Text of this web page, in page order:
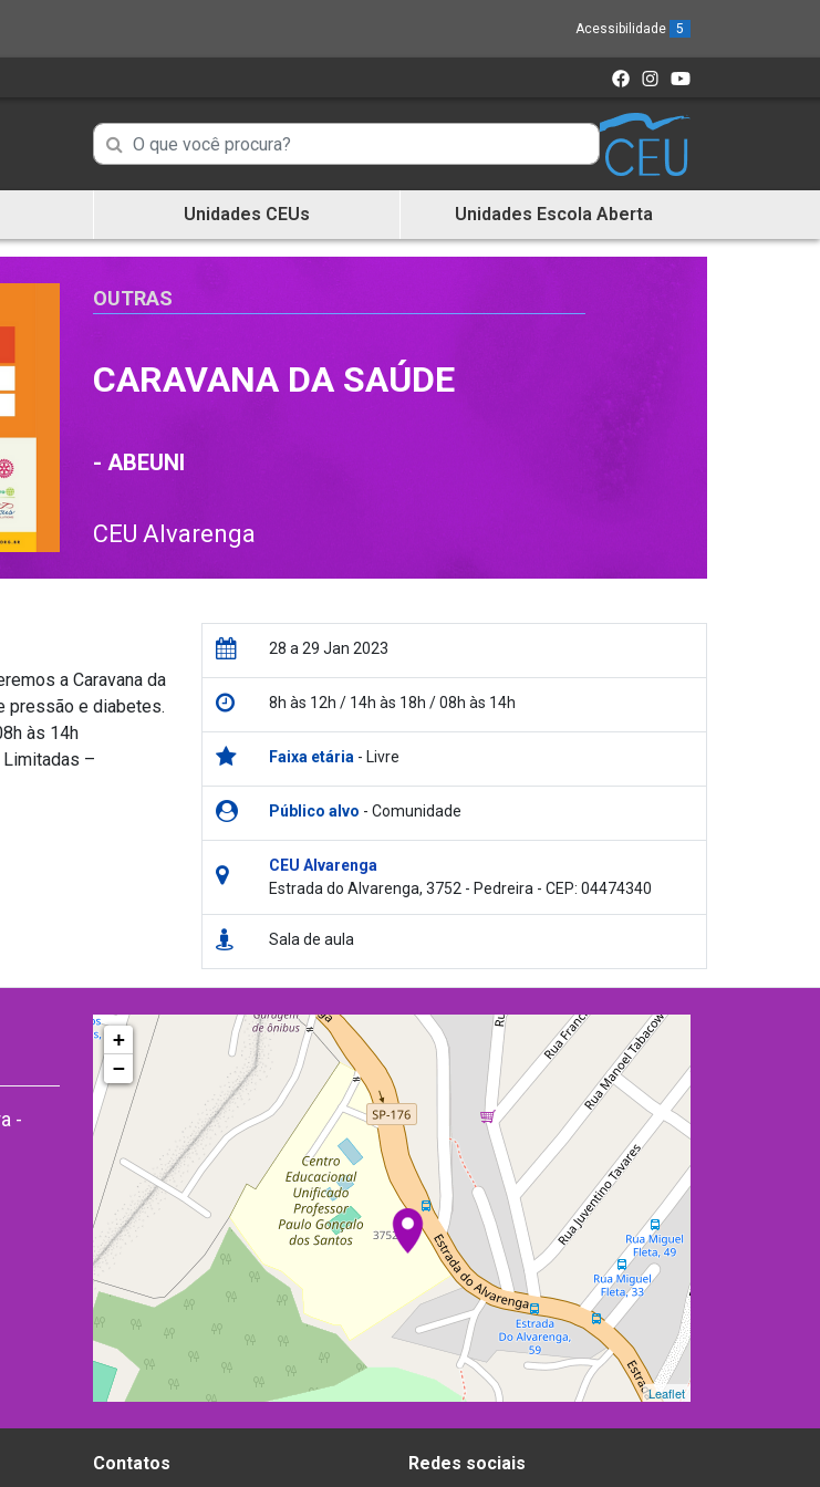
Acessibilidade 5
Campo
de
de
informações
Campo
de
Busca
informações
Unidades CEUs Unidades Escola Aberta
OUTRAS
CARAVANA DA SAÚDE
- ABEUNI
CEU Alvarenga
a Caravana da
pressão e diabetes.
às 14h
Limitadas –
28 a 29 Jan 2023
8h às 12h / 14h às 18h / 08h às 14h
Faixa etária- Livre
Público alvo - Comunidade
CEU Alvarenga
Estrada do Alvarenga, 3752 - Pedreira - CEP: 04474340
Sala de aula
-
+
−
Leaflet
Contatos Redes sociais